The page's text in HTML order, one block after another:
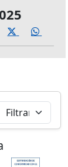
por Partido